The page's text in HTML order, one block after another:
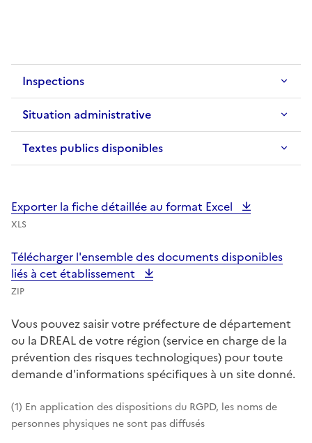
Inspections
Situation administrative
Textes publics disponibles
Exporter la fiche détaillée au format Excel
XLS
Télécharger l'ensemble des documents disponibles
liés à cet établissement
ZIP
Vous pouvez saisir votre préfecture de département
ou la DREAL de votre région (service en charge de la
prévention des risques technologiques) pour toute
demande d'informations spécifiques à un site donné.
(1) En application des dispositions du RGPD, les noms de
personnes physiques ne sont pas diffusés